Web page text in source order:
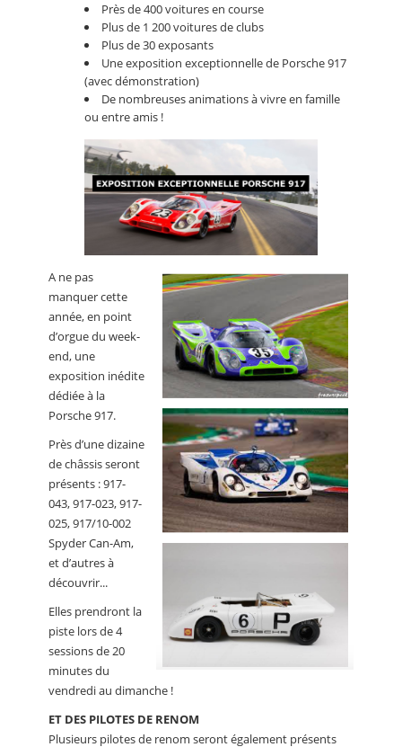
Près de 400 voitures en course
Plus de 1 200 voitures de clubs
Plus de 30 exposants
Une exposition exceptionnelle de Porsche 917
(avec démonstration)
De nombreuses animations à vivre en famille
ou entre amis !
A ne pas
manquer cette
année, en point
d’orgue du week-
end, une
exposition inédite
dédiée à la
Porsche 917.
Près d’une dizaine
de châssis seront
présents : 917-
043, 917-023, 917-
025, 917/10-002
Spyder Can-Am,
et d’autres à
découvrir...
Elles prendront la
piste lors de 4
sessions de 20
minutes du
vendredi au dimanche !
ET DES PILOTES DE RENOM
Plusieurs pilotes de renom seront également présents